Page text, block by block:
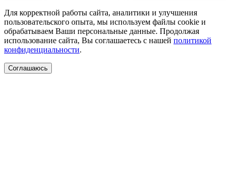
Для корректной работы сайта, аналитики и улучшения
пользовательского опыта, мы используем файлы cookie и
обрабатываем Ваши персональные данные. Продолжая
использование сайта, Вы соглашаетесь с нашей политикой
конфиденциальности.
Соглашаюсь